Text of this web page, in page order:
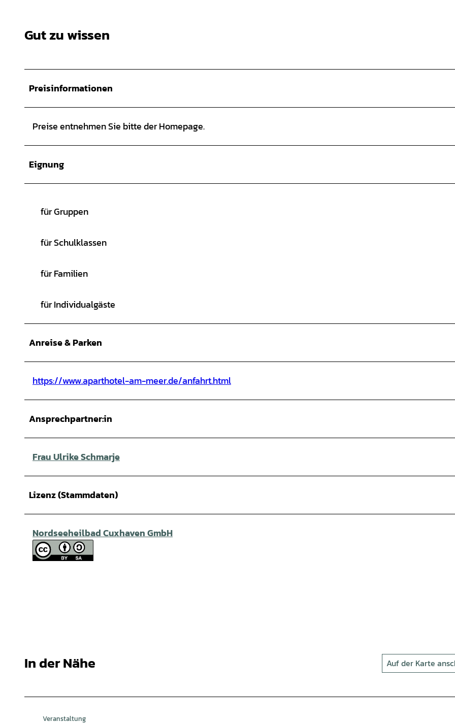
Gut zu wissen
Preisinformationen
Preise entnehmen Sie bitte der Homepage.
Eignung
für Gruppen
für Schulklassen
für Familien
für Individualgäste
Anreise & Parken
https://www.aparthotel-am-meer.de/anfahrt.html
Ansprechpartner:in
Frau Ulrike Schmarje
Lizenz (Stammdaten)
Nordseeheilbad Cuxhaven GmbH
In der Nähe Auf der Karte
Veranstaltung